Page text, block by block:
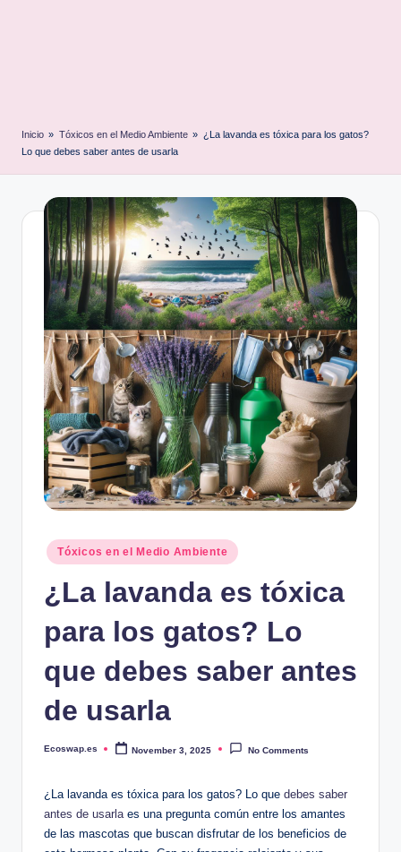
Inicio » Tóxicos en el Medio Ambiente » ¿La lavanda es tóxica para los gatos?
Lo que debes saber antes de usarla
Posted
in
Tóxicos en el Medio Ambiente
¿La lavanda es tóxica
para los gatos? Lo
que debes saber antes
de usarla
Posted
Ecoswap.es November 3, 2025 No Comments
¿La lavanda es tóxica para los gatos? Lo que debes saber
antes de usarlaes una pregunta común entre los amantes
de las mascotas que buscan disfrutar de los beneficios de